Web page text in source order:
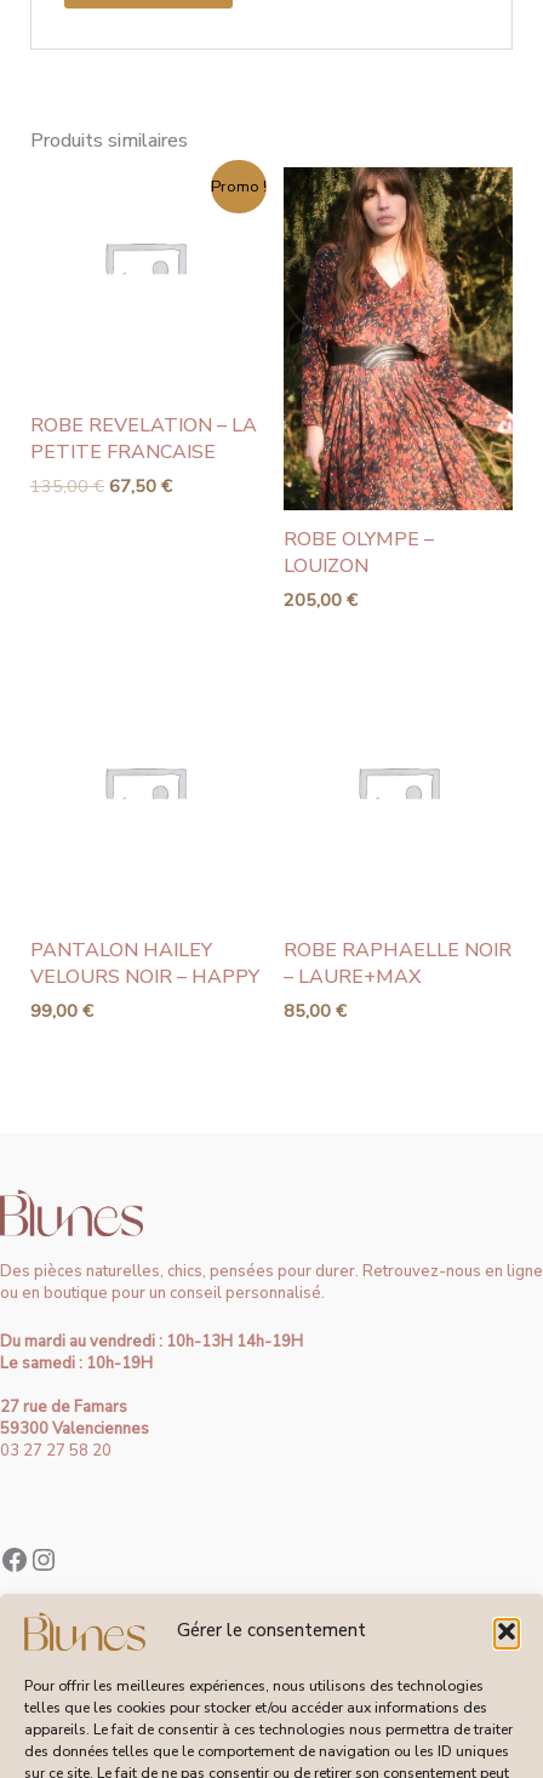
Gérer le consentement
Pour offrir les meilleures expériences, nous utilisons des technologies
telles que les cookies pour stocker et/ou accéder aux informations des
appareils. Le fait de consentir à ces technologies nous permettra de traiter
des données telles que le comportement de navigation ou les ID uniques
sur ce site. Le fait de ne pas consentir ou de retirer son consentement peut
Produits similaires
Promo !
ROBE REVELATION – LA
PETITE FRANCAISE
135,00€
était :
135,00 €.
67,50 €
est :
ROBE OLYMPE –
LOUIZON
205,00 €
PANTALON HAILEY
VELOURS NOIR – HAPPY
99,00 €
ROBE RAPHAELLE NOIR
– LAURE+MAX
85,00 €
Des pièces naturelles, chics, pensées pour durer. Retrouvez-nous en ligne
ou en boutique pour un conseil personnalisé.
Du mardi au vendredi : 10h-13H 14h-19H
Le samedi : 10h-19H
27 rue de Famars
59300 Valenciennes
03 27 27 58 20
Contact
À Propos de Blunes